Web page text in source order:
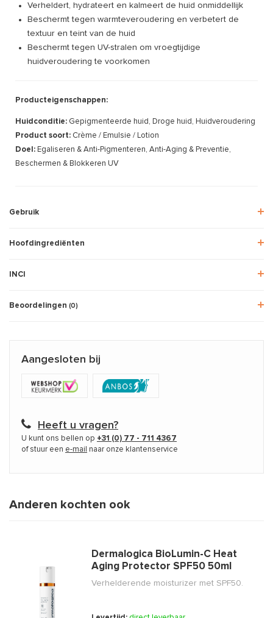
Verheldert, hydrateert en kalmeert de huid onmiddellijk
Beschermt tegen warmteveroudering en verbetert de
textuur en teint van de huid
Beschermt tegen UV-stralen om vroegtijdige
huidveroudering te voorkomen
Producteigenschappen:
Huidconditie: Gepigmenteerde huid, Droge huid, Huidveroudering
Product soort: Crème / Emulsie / Lotion
Doel: Egaliseren & Anti-Pigmenteren, Anti-Aging & Preventie,
Beschermen & Blokkeren UV
Gebruik
Hoofdingrediënten
INCI
Beoordelingen (0)
Aangesloten bij
Heeft u vragen?
U kunt ons bellen op +31 (0) 77 - 711 4367
of stuur een e-mail naar onze klantenservice
Anderen kochten ook
Dermalogica BioLumin-C Heat
Aging Protector SPF50 50ml
Verhelderende moisturizer met SPF50.